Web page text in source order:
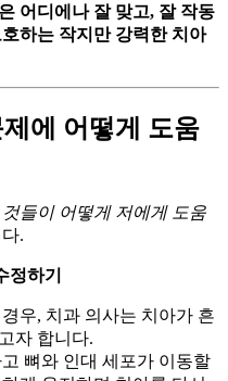
어디에나 잘 맞고, 잘 작동
하는 작지만 강력한 치아
에 어떻게 도움
것들이 어떻게 저에게 도움
.
정하기
우, 치과 의사는 치아가 흔
자 합니다.
뼈와 인대 세포가 이동할